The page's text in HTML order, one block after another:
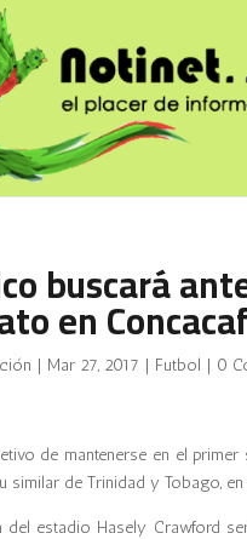
buscará
en
| Mar 27, 2017 | Futbol | 0
de mantenerse en el
similar de Trinidad y Tobago,
del estadio Hasely Crawford